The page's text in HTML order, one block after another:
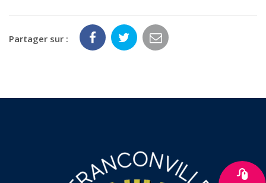
Partager sur :